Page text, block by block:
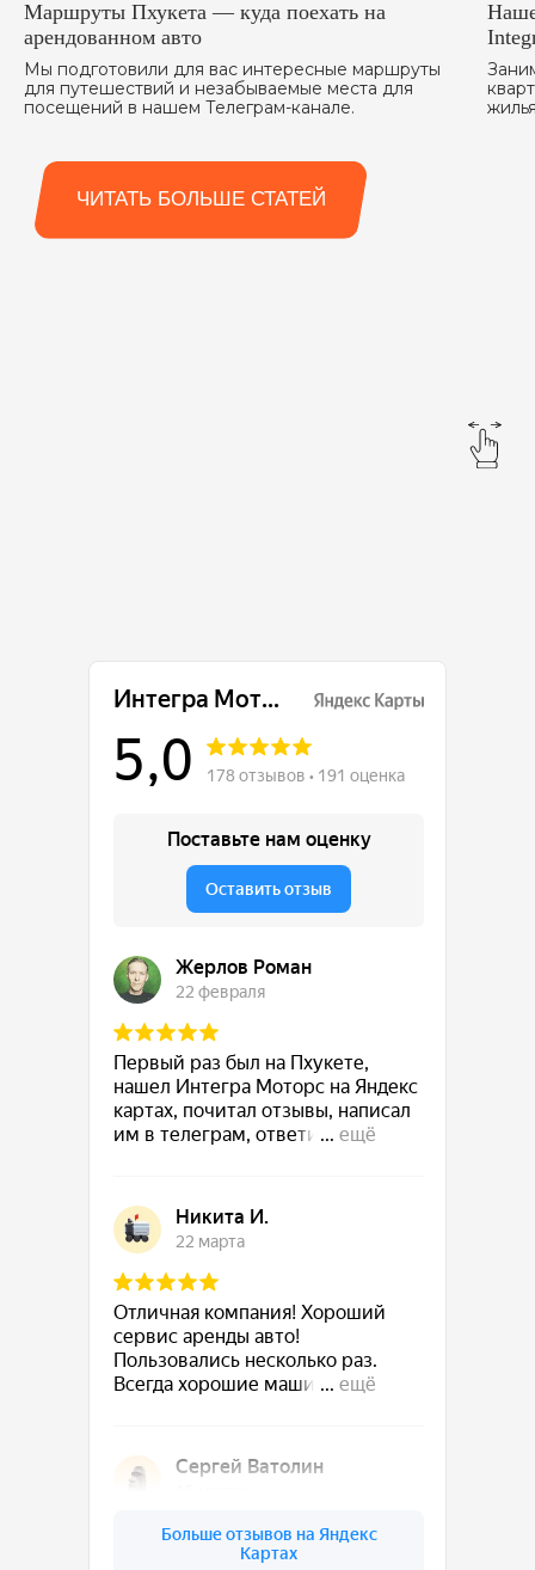
Маршруты Пхукета — куда поехать на
арендованном авто
Мы подготовили для вас интересные маршруты
для путешествий и незабываемые места для
посещений в нашем Телеграм-канале.